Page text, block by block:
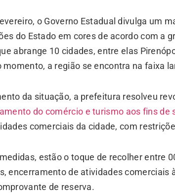
o Governo Estadual divulga um
do Estado em cores de acordo com a
abrange 10 cidades, entre elas
momento, a região se encontra na faixa
da situação, a prefeitura resolveu
do comércio e turismo aos fins de
comerciais da cidade, com
estão o toque de recolher entre
encerramento de atividades comerciais
de reserva.